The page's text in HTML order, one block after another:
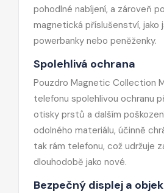
pohodlné nabíjení, a zároveň
magnetická příslušenství, jako
powerbanky nebo peněženky.
Spolehlivá ochrana
Pouzdro Magnetic Collection
telefonu spolehlivou ochranu
otisky prstů a dalším
odolného materiálu, účinně
tak rám telefonu, což udržuje
dlouhodobě jako nové.
Bezpečný displej a